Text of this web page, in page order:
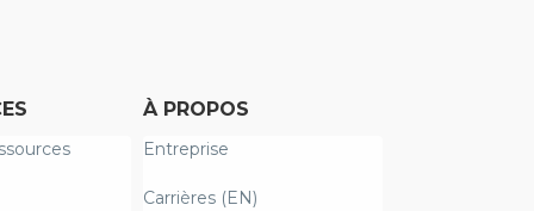
À PROPOS
Entreprise
Carrières (EN)